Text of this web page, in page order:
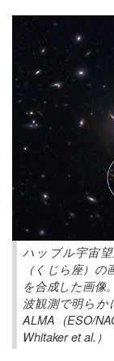
ハッブル宇宙望
（くじら座）
を合成した画像
波観測で明らか
ALMA (ESO/
Whitaker et al.）